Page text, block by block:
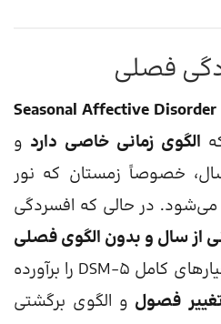
فصلی
Seasonal Affective Disorder
الگوی زمانی خاصی دارد و
خصوصاً زمستان که نور
در حالی که افسردگی
از سال و بدون الگوی فصلی
اتفاق بیفتد و معیارهای کامل DSM-5 را برآورده
فصول و الگوی برگشتی